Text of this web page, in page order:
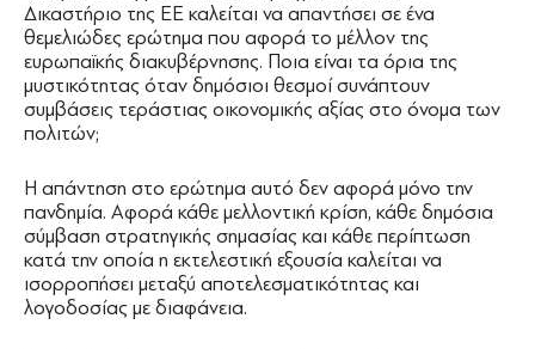
Δικαστήριο της ΕΕ καλείται να απαντήσει σε ένα
θεμελιώδες ερώτημα που αφορά το μέλλον της
ευρωπαϊκής διακυβέρνησης. Ποια είναι τα όρια της
μυστικότητας όταν δημόσιοι θεσμοί συνάπτουν
συμβάσεις τεράστιας οικονομικής αξίας στο όνομα των
πολιτών;
Η απάντηση στο ερώτημα αυτό δεν αφορά μόνο την
πανδημία. Αφορά κάθε μελλοντική κρίση, κάθε δημόσια
σύμβαση στρατηγικής σημασίας και κάθε περίπτωση
κατά την οποία η εκτελεστική εξουσία καλείται να
ισορροπήσει μεταξύ αποτελεσματικότητας και
λογοδοσίας με διαφάνεια.